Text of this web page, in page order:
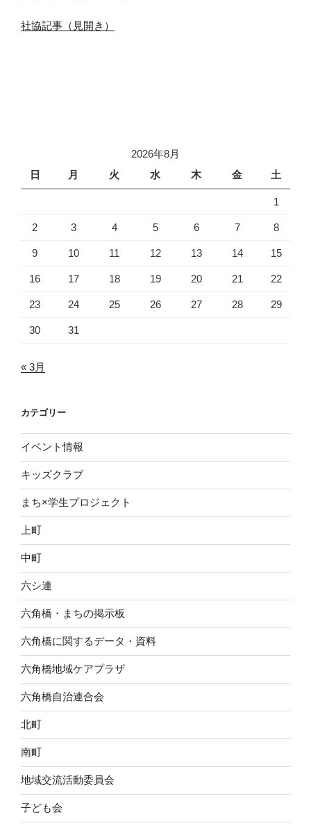
社協記事（見開き）
2026年8月
日
月 火 水 木 金 土
1
2 3 4 5 6 7 8
9 10 11 12 13 14 15
16 17 18 19 20 21 22
23 24 25 26 27 28 29
30 31
« 3月
カテゴリー
イベント情報
キッズクラブ
まち×学生プロジェクト
上町
中町
六シ連
六角橋・まちの掲示板
六角橋に関するデータ・資料
六角橋地域ケアプラザ
六角橋自治連合会
北町
南町
地域交流活動委員会
子ども会